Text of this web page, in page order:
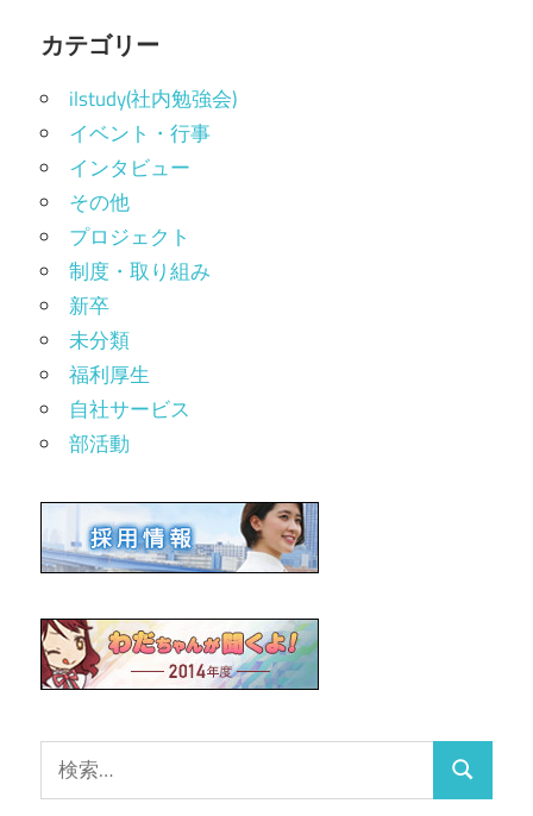
カテゴリー
ilstudy(社内勉強会)
イベント・行事
インタビュー
その他
プロジェクト
制度・取り組み
新卒
未分類
福利厚生
自社サービス
部活動